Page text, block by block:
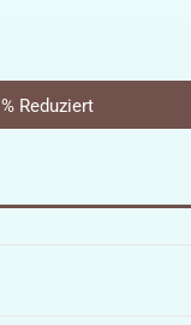
% Reduziert